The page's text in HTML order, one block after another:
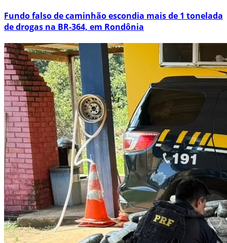
Fundo falso de caminhão escondia mais de 1 tonelada
de drogas na BR-364, em Rondônia